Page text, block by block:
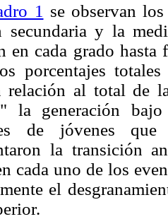
1 se observan
secundaria y la
en cada grado
porcentajes
relación al total de
la generación
de jóvenes
la transición
cada uno de los
el